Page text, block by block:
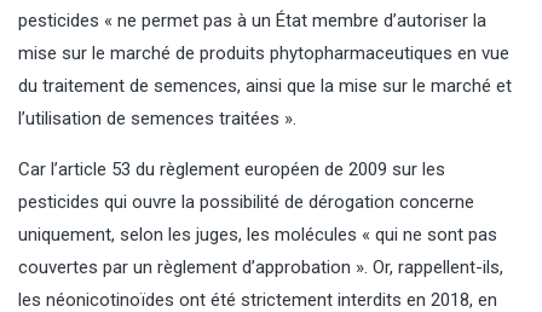
pesticides « ne permet pas à un État membre d’autoriser la
mise sur le marché de produits phytopharmaceutiques en vue
du traitement de semences, ainsi que la mise sur le marché et
l’utilisation de semences traitées ».
Car l’article 53 du règlement européen de 2009 sur les
pesticides qui ouvre la possibilité de dérogation concerne
uniquement, selon les juges, les molécules « qui ne sont pas
couvertes par un règlement d’approbation ». Or, rappellent-ils,
les néonicotinoïdes ont été strictement interdits en 2018, en